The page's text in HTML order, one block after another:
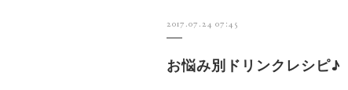
2017.07.24 07:45
お悩み別ドリンクレシピ♪